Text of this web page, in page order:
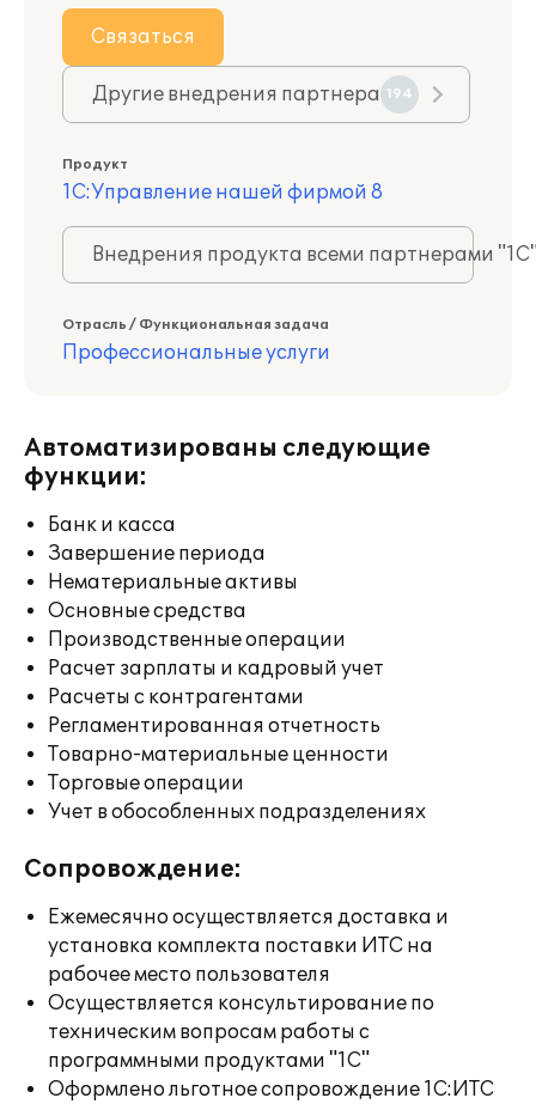
Связаться
Другие внедрения партнера 194
Продукт
1С:Управление нашей фирмой 8
Внедрения продукта всеми партнерами
Отрасль / Функциональная задача
Профессиональные услуги
Автоматизированы следующие
функции:
Банк и касса
Завершение периода
Нематериальные активы
Основные средства
Производственные операции
Расчет зарплаты и кадровый учет
Расчеты с контрагентами
Регламентированная отчетность
Товарно-материальные ценности
Торговые операции
Учет в обособленных подразделениях
Сопровождение:
Ежемесячно осуществляется доставка и
установка комплекта поставки ИТС на
рабочее место пользователя
Осуществляется консультирование по
техническим вопросам работы с
программными продуктами "1С"
Оформлено льготное сопровождение 1С:ИТС